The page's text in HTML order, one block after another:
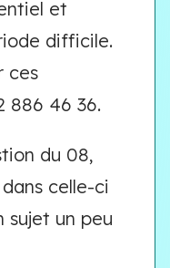
et
difficile.
ces
886 46 36.
du 08,
celle-ci
sujet un peu